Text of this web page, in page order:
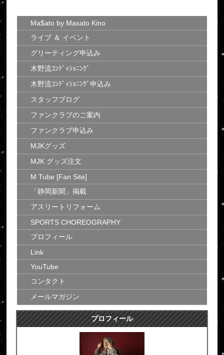
Ma$ato by Masato Kino
ライブ ＆ イベント
グリーティング申込み
木野流ｺﾝﾃﾞｨｼｮﾆﾝｸﾞ
木野流ｺﾝﾃﾞｨｼｮﾆﾝｸﾞ申込み
スタッフブログ
ファンクラブのご案内
ファンクラブ申込み
MJKグッズ
MJK グッズ注文
M Tube [Fan Site]
「静岡新聞」掲載
アスリートリフォーム
SPORTS CHOREOGRAPHY
プロフィール
Link
YouTube
コンタクト
メールマガジン
プロフィール